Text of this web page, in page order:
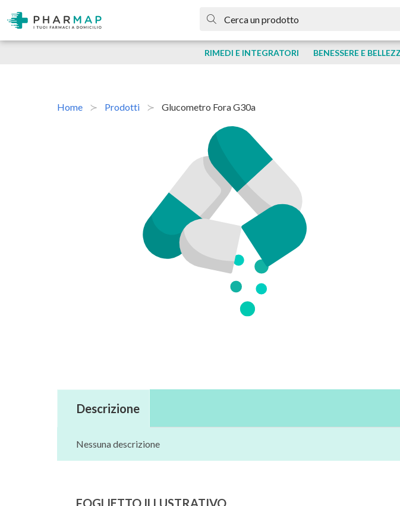
RIMEDI E INTEGRATORI BENESSERE E
Home Prodotti Glucometro Fora G30a
Descrizione
Nessuna descrizione
FOGLIETTO ILLUSTRATIVO